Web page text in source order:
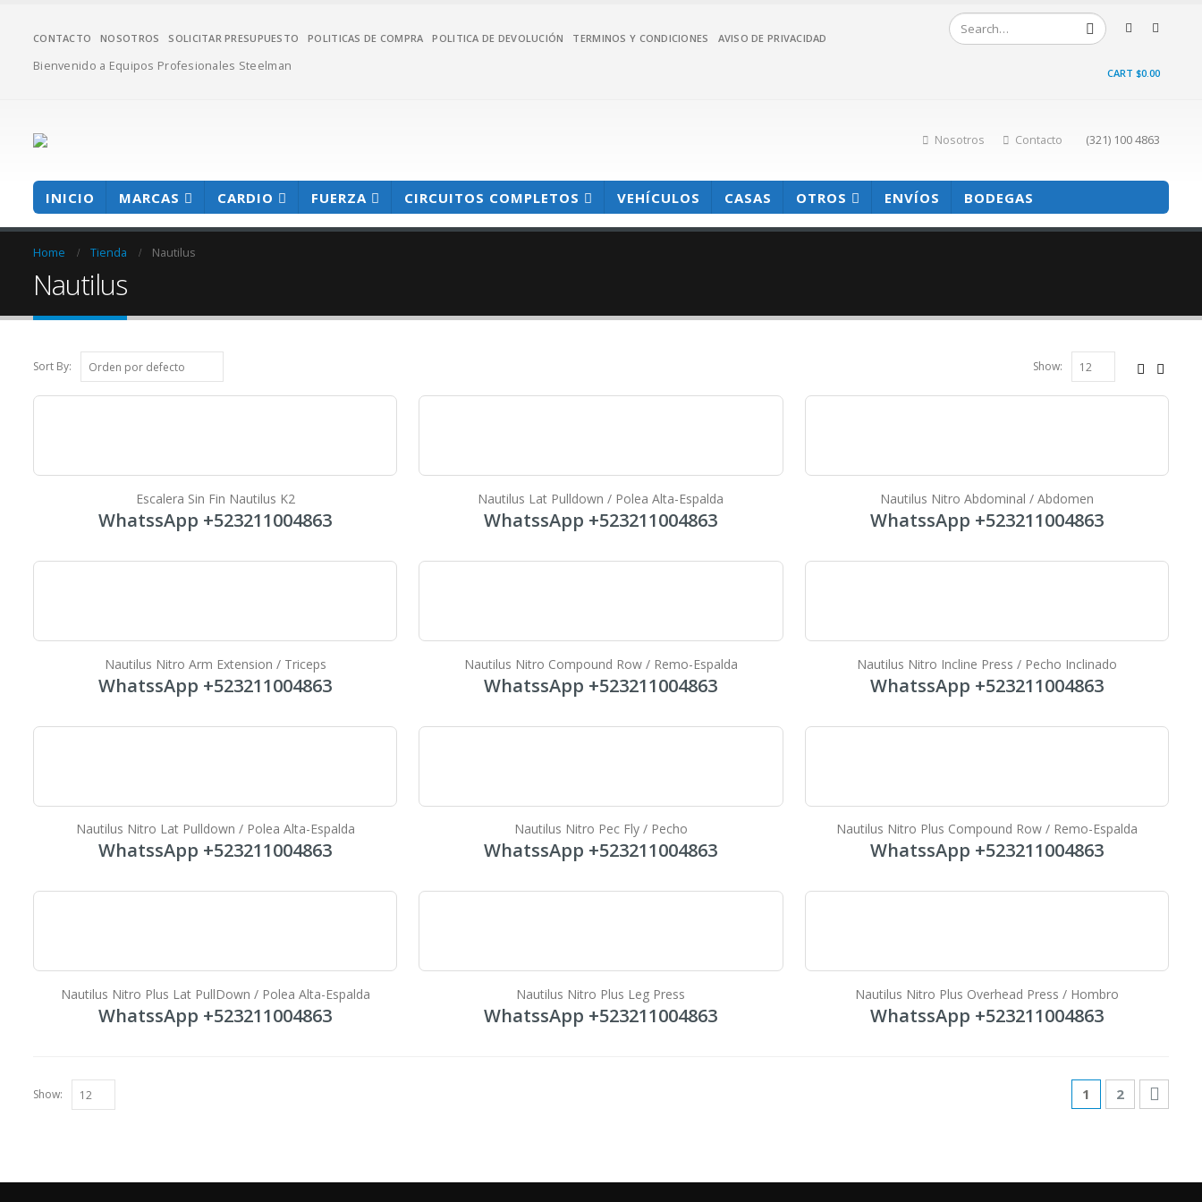
CONTACTO NOSOTROS SOLICITAR PRESUPUESTO POLITICAS DE COMPRA POLITICA DE DEVOLUCIÓN TERMINOS Y CONDICIONES AVISO DE PRIVACIDAD
Bienvenido a Equipos Profesionales Steelman CART $0.00
Nosotros Contacto (321) 100 4863
INICIO MARCAS CARDIO FUERZA CIRCUITOS COMPLETOS VEHÍCULOS CASAS OTROS ENVÍOS BODEGAS
Home Tienda Nautilus
Nautilus
Sort By: Show:
Escalera Sin Fin Nautilus K2
WhatssApp +523211004863
Nautilus Lat Pulldown / Polea Alta-Espalda
WhatssApp +523211004863
Nautilus Nitro Abdominal / Abdomen
WhatssApp +523211004863
Nautilus Nitro Arm Extension / Triceps
WhatssApp +523211004863
Nautilus Nitro Compound Row / Remo-Espalda
WhatssApp +523211004863
Nautilus Nitro Incline Press / Pecho Inclinado
WhatssApp +523211004863
Nautilus Nitro Lat Pulldown / Polea Alta-Espalda
WhatssApp +523211004863
Nautilus Nitro Pec Fly / Pecho
WhatssApp +523211004863
Nautilus Nitro Plus Compound Row / Remo-Espalda
WhatssApp +523211004863
Nautilus Nitro Plus Lat PullDown / Polea Alta-Espalda
WhatssApp +523211004863
Nautilus Nitro Plus Leg Press
WhatssApp +523211004863
Nautilus Nitro Plus Overhead Press / Hombro
WhatssApp +523211004863
Show: 1 2